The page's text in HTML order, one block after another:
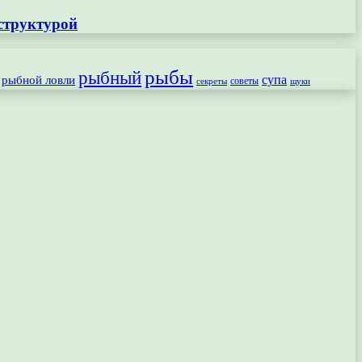
рыбной ловли рыбныйрыбы секреты советы супа щуки